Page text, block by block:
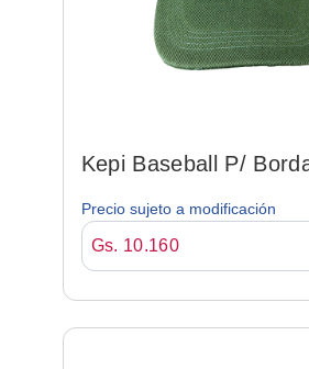
Kepi Baseball P/
Musgo
Precio sujeto a modificación
Gs. 10.160